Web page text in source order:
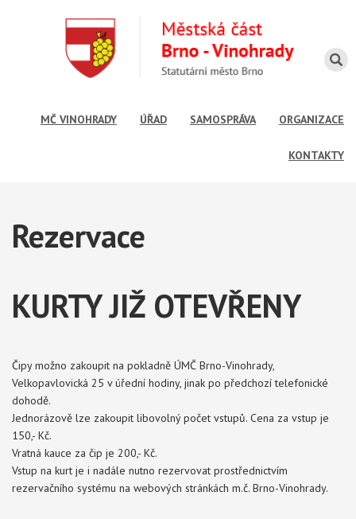
MČ VINOHRADY ÚŘAD SAMOSPRÁVA ORGANIZACE
KONTAKTY
Rezervace
KURTY JIŽ OTEVŘENY
Čipy možno zakoupit na pokladně ÚMČ Brno-Vinohrady,
Velkopavlovická 25 v úřední hodiny, jinak po předchozí telefonické
dohodě.
Jednorázově lze zakoupit libovolný počet vstupů. Cena za vstup je
150,- Kč.
Vratná kauce za čip je 200,- Kč.
Vstup na kurt je i nadále nutno rezervovat prostřednictvím
rezervačního systému na webových stránkách m.č. Brno-Vinohrady.